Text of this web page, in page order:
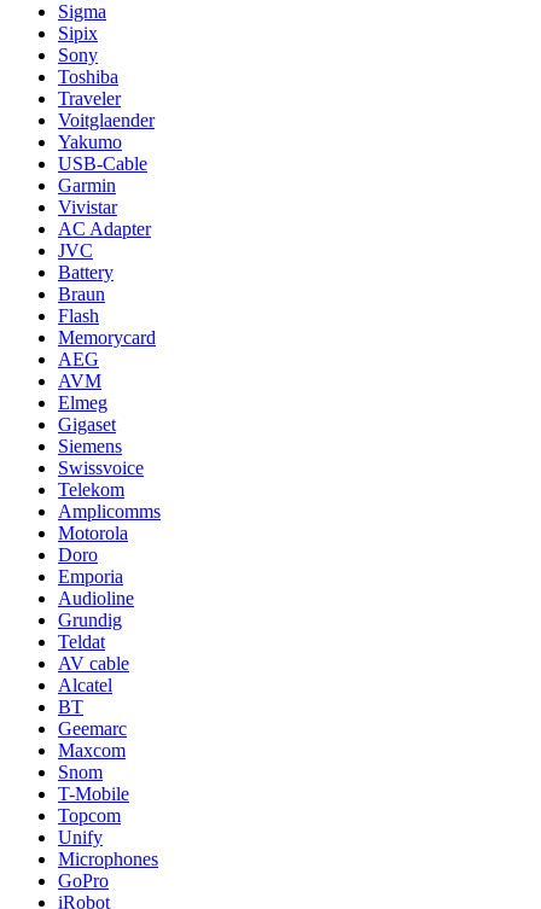
Sigma
Sipix
Sony
Toshiba
Traveler
Voitglaender
Yakumo
USB-Cable
Garmin
Vivistar
AC Adapter
JVC
Battery
Braun
Flash
Memorycard
AEG
AVM
Elmeg
Gigaset
Siemens
Swissvoice
Telekom
Amplicomms
Motorola
Doro
Emporia
Audioline
Grundig
Teldat
AV cable
Alcatel
BT
Geemarc
Maxcom
Snom
T-Mobile
Topcom
Unify
Microphones
GoPro
iRobot